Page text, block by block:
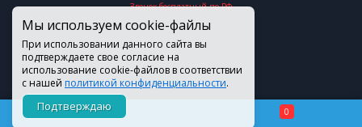
Звонок бесплатный по РФ
Мы используем cookie-файлы
При использовании данного сайта вы
подтверждаете свое согласие на
использование cookie-файлов в соответствии
с нашей политикой конфиденциальности.
Подтверждаю 0